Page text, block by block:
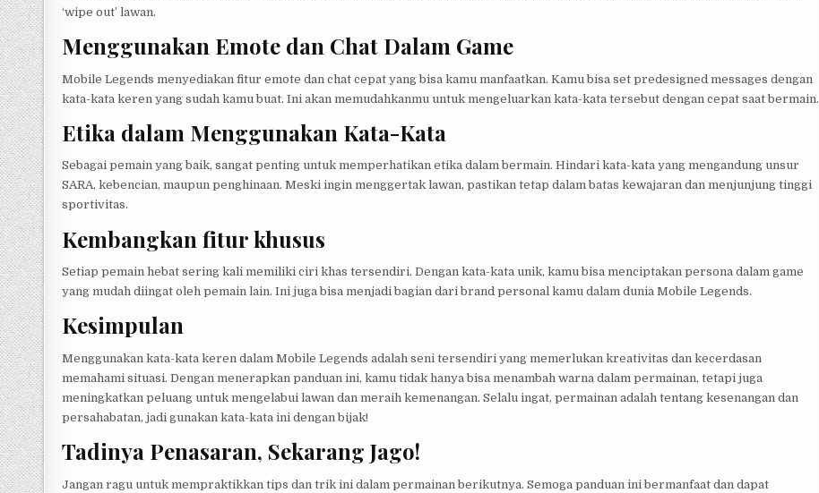
‘wipe out’ lawan.
Menggunakan Emote dan Chat Dalam Game
Mobile Legends menyediakan fitur emote dan chat cepat yang bisa kamu manfaatkan. Kamu bisa set predesigned messages dengan
kata-kata keren yang sudah kamu buat. Ini akan memudahkanmu untuk mengeluarkan kata-kata tersebut dengan cepat saat bermain.
Etika dalam Menggunakan Kata-Kata
Sebagai pemain yang baik, sangat penting untuk memperhatikan etika dalam bermain. Hindari kata-kata yang mengandung unsur
SARA, kebencian, maupun penghinaan. Meski ingin menggertak lawan, pastikan tetap dalam batas kewajaran dan menjunjung tinggi
sportivitas.
Kembangkan fitur khusus
Setiap pemain hebat sering kali memiliki ciri khas tersendiri. Dengan kata-kata unik, kamu bisa menciptakan persona dalam game
yang mudah diingat oleh pemain lain. Ini juga bisa menjadi bagian dari brand personal kamu dalam dunia Mobile Legends.
Kesimpulan
Menggunakan kata-kata keren dalam Mobile Legends adalah seni tersendiri yang memerlukan kreativitas dan kecerdasan
memahami situasi. Dengan menerapkan panduan ini, kamu tidak hanya bisa menambah warna dalam permainan, tetapi juga
meningkatkan peluang untuk mengelabui lawan dan meraih kemenangan. Selalu ingat, permainan adalah tentang kesenangan dan
persahabatan, jadi gunakan kata-kata ini dengan bijak!
Tadinya Penasaran, Sekarang Jago!
Jangan ragu untuk mempraktikkan tips dan trik ini dalam permainan berikutnya. Semoga panduan ini bermanfaat dan dapat